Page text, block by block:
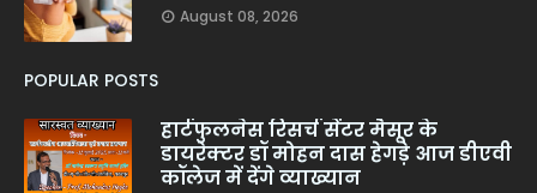
August 08, 2026
POPULAR POSTS
हार्टफुलनेस रिसर्च सेंटर मैसूर के
डायरेक्टर डॉ मोहन दास हेगड़े आज डीएवी
कॉलेज में देंगे व्याख्यान